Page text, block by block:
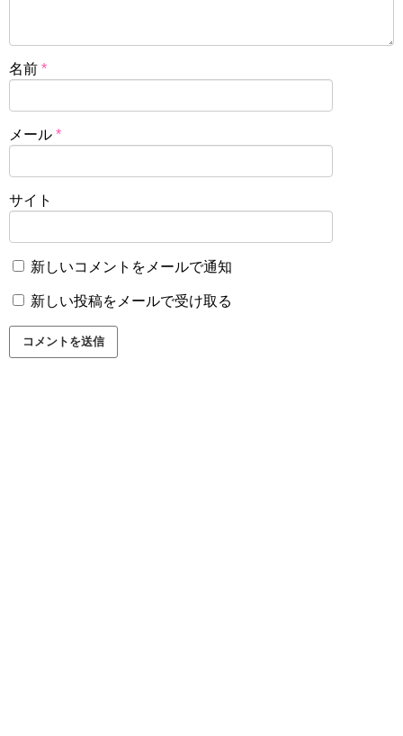
名前 *
メール *
サイト
新しいコメントをメールで通知
新しい投稿をメールで受け取る